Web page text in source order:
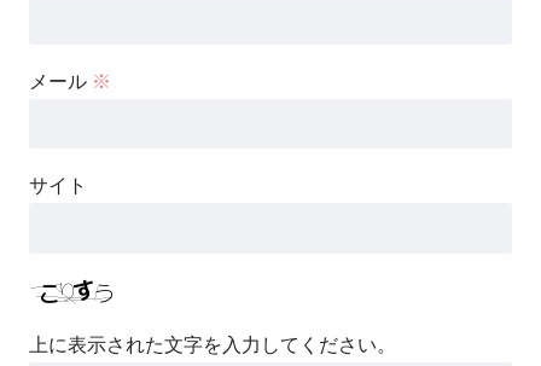
メール ※
サイト
上に表示された文字を入力してください。